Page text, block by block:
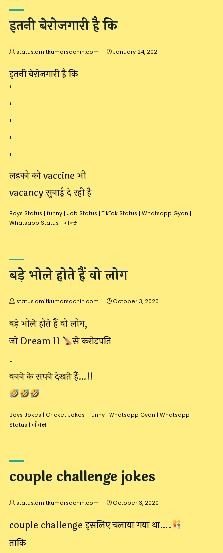
इतनी बेरोजगारी है कि
status.amitkumarsachin.com January 24, 2021
इतनी बेरोजगारी है कि
‘
‘
‘
‘
‘
लड़को को vaccine भी
vacancy सुनाई दे रही है
Boys Status | funny | Job Status | TikTok Status | Whatsapp Gyan |
Whatsapp Status | जोक्स
बड़े भोले होते हैं वो लोग
status.amitkumarsachin.com October 3, 2020
बड़े भोले होते हैं वो लोग,
जो Dream 11
से करोड़पति
.
बनने के सपने देखते हैं…!!
Boys Jokes | Cricket Jokes | funny | Whatsapp Gyan | Whatsapp
Status | जोक्स
couple challenge jokes
status.amitkumarsachin.com October 3, 2020
couple challenge इसलिए चलाया गया था….
ताकि